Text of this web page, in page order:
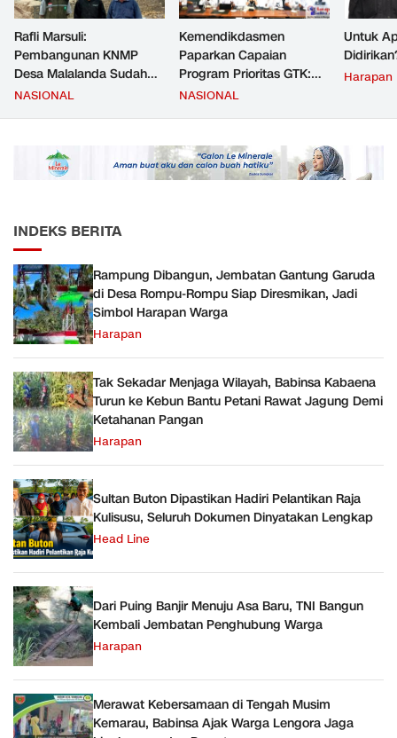
Rafli Marsuli:
Pembangunan KNMP
Desa Malalanda Sudah
Mencapai 69 Persen dan
JMD dan JMF
NASIONAL
Kemendikdasmen
Paparkan Capaian
Program Prioritas GTK:
Kompetensi Meningkat,
NASIONAL
Untuk
Harapan
INDEKS BERITA
Rampung Dibangun, Jembatan Gantung Garuda
di Desa Rompu-Rompu Siap Diresmikan, Jadi
Simbol Harapan Warga
Harapan
Tak Sekadar Menjaga Wilayah, Babinsa Kabaena
Turun ke Kebun Bantu Petani Rawat Jagung Demi
Ketahanan Pangan
Harapan
Sultan Buton Dipastikan Hadiri Pelantikan Raja
Kulisusu, Seluruh Dokumen Dinyatakan Lengkap
Head Line
Dari Puing Banjir Menuju Asa Baru, TNI Bangun
Kembali Jembatan Penghubung Warga
Harapan
Merawat Kebersamaan di Tengah Musim
Kemarau, Babinsa Ajak Warga Lengora Jaga